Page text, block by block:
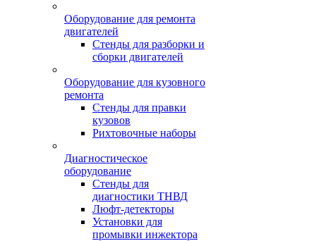
Оборудование для ремонта
двигателей
Стенды для разборки и
сборки двигателей
Оборудование для кузовного
ремонта
Стенды для правки
кузовов
Рихтовочные наборы
Диагностическое
оборудование
Стенды для
диагностики ТНВД
Люфт-детекторы
Установки для
промывки инжектора